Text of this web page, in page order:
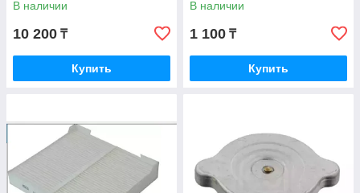
В наличии
10 200 ₸
Купить
В наличии
1 100 ₸
Купить